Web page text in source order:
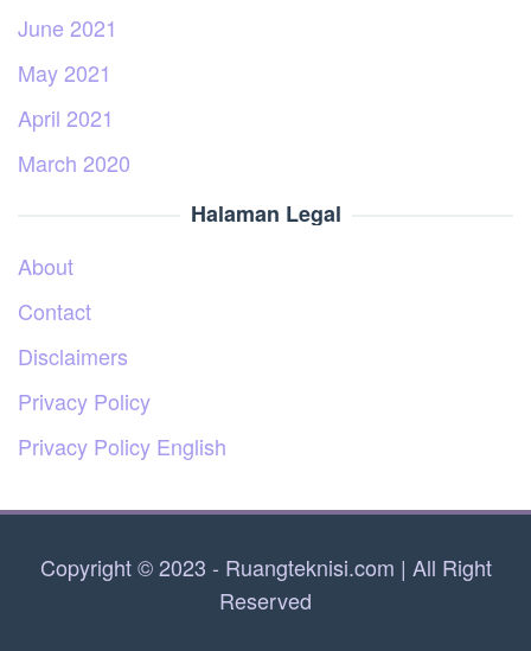
June 2021
May 2021
April 2021
March 2020
Halaman Legal
About
Contact
Disclaimers
Privacy Policy
Privacy Policy English
Copyright © 2023 - Ruangteknisi.com | All Right
Reserved